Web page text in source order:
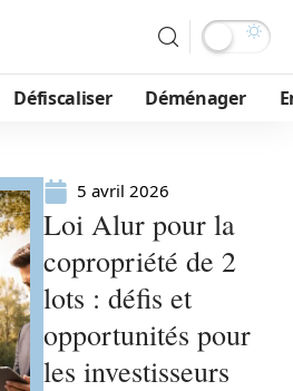
Défiscaliser Déménager
5 avril 2026
Loi Alur pour la
copropriété de 2
lots : défis et
opportunités pour
les investisseurs